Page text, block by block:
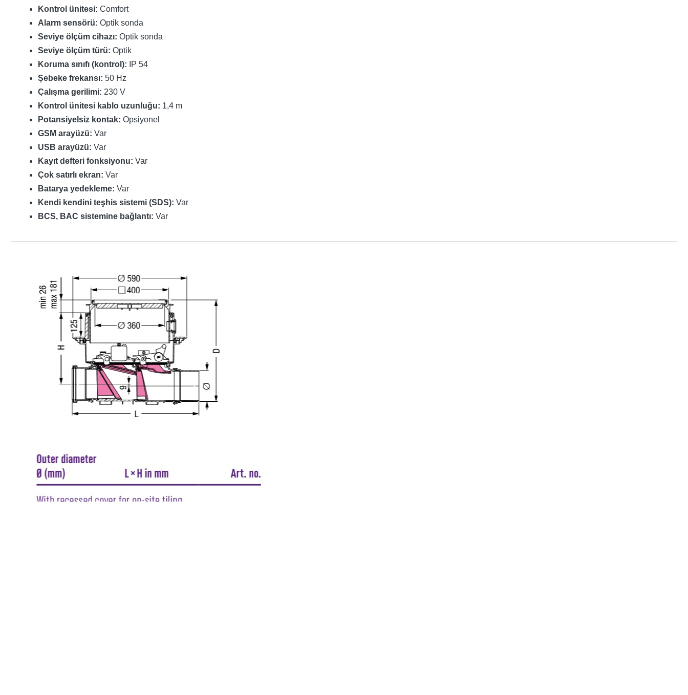
Kontrol ünitesi: Comfort
Alarm sensörü: Optik sonda
Seviye ölçüm cihazı: Optik sonda
Seviye ölçüm türü: Optik
Koruma sınıfı (kontrol): IP 54
Şebeke frekansı: 50 Hz
Çalışma gerilimi: 230 V
Kontrol ünitesi kablo uzunluğu: 1,4 m
Potansiyelsiz kontak: Opsiyonel
GSM arayüzü: Var
USB arayüzü: Var
Kayıt defteri fonksiyonu: Var
Çok satırlı ekran: Var
Batarya yedekleme: Var
Kendi kendini teşhis sistemi (SDS): Var
BCS, BAC sistemine bağlantı: Var